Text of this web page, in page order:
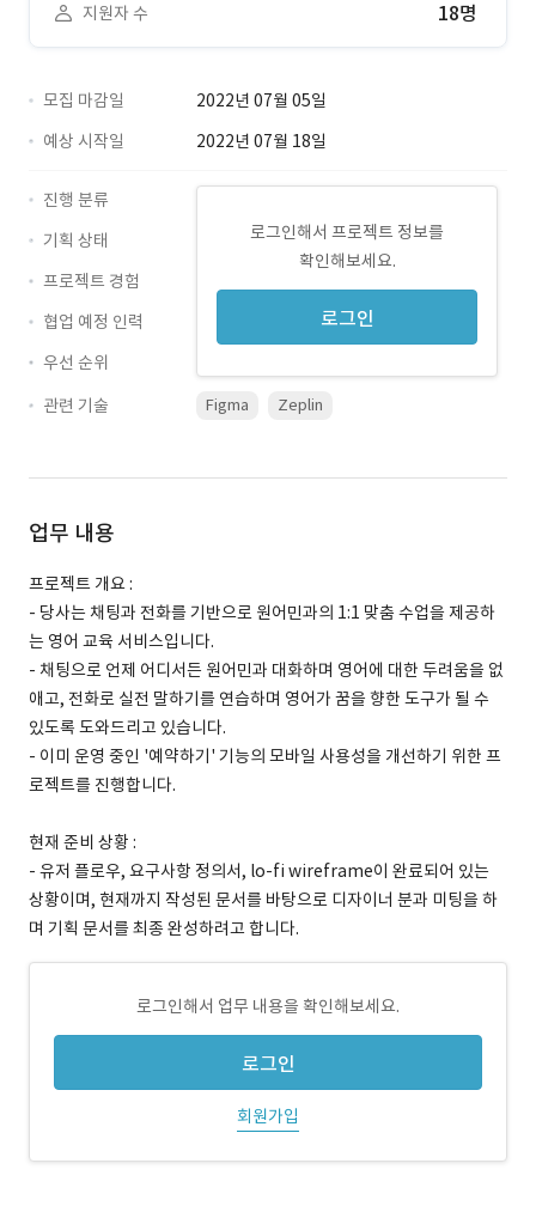
지원자 수 18명
모집 마감일
2022년 07월 05일
예상 시작일
2022년 07월 18일
로그인해서 프로젝트 정보를
확인해보세요.
로그인
진행 분류
기획 상태
프로젝트 경험
협업 예정 인력
우선 순위
관련 기술
Figma Zeplin
업무 내용
프로젝트 개요 :
- 당사는 채팅과 전화를 기반으로 원어민과의 1:1 맞춤 수업을 제공하
는 영어 교육 서비스입니다.
- 채팅으로 언제 어디서든 원어민과 대화하며 영어에 대한 두려움을 없
애고, 전화로 실전 말하기를 연습하며 영어가 꿈을 향한 도구가 될 수
있도록 도와드리고 있습니다.
- 이미 운영 중인 '예약하기' 기능의 모바일 사용성을 개선하기 위한 프
로젝트를 진행합니다.
현재 준비 상황 :
- 유저 플로우, 요구사항 정의서, lo-fi wireframe이 완료되어 있는
상황이며, 현재까지 작성된 문서를 바탕으로 디자이너 분과 미팅을 하
며 기획 문서를 최종 완성하려고 합니다.
로그인해서 업무 내용을 확인해보세요.
로그인
회원가입